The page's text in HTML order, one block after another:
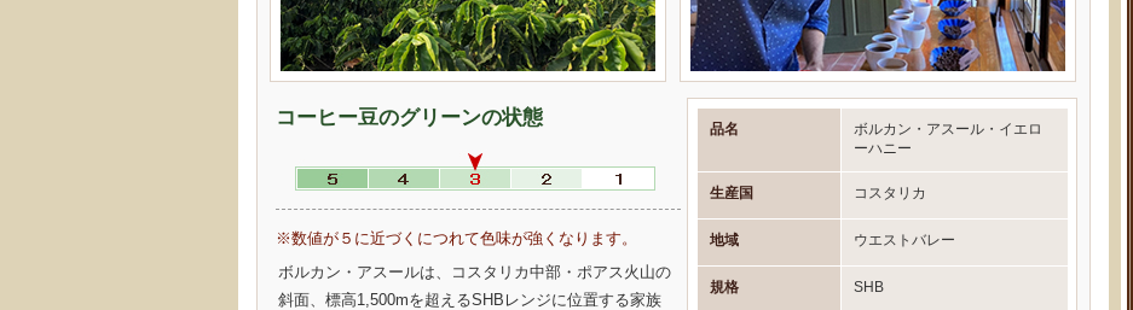
コーヒー豆のグリーンの状態
※数値が５に近づくにつれて色味が強くなります。
ボルカン・アスールは、コスタリカ中部・ポアス火山の
斜面、標高1,500mを超えるSHBレンジに位置する家族
品名
ボルカン・アスール・イエロ
ーハニー
生産国 コスタリカ
地域 ウエストバレー
規格 SHB